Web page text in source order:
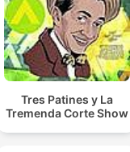
Tres Patines y La
Tremenda Corte Show